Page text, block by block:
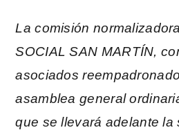
La comisión
SOCIAL SAN MARTÍN,
asociados
asamblea general
que se llevará adelante la